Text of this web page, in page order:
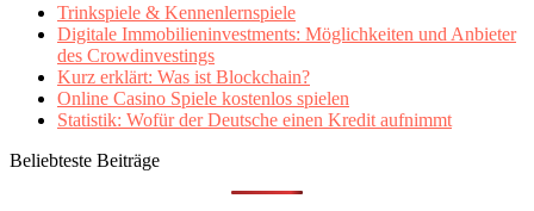
Trinkspiele & Kennenlernspiele
Digitale Immobilieninvestments: Möglichkeiten und Anbieter
des Crowdinvestings
Kurz erklärt: Was ist Blockchain?
Online Casino Spiele kostenlos spielen
Statistik: Wofür der Deutsche einen Kredit aufnimmt
Beliebteste Beiträge